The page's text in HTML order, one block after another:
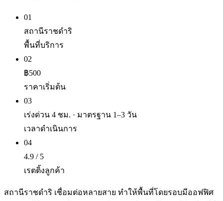
01
สถานีราชดำริ
พื้นที่บริการ
02
฿500
ราคาเริ่มต้น
03
เร่งด่วน 4 ชม. · มาตรฐาน 1–3 วัน
เวลาดำเนินการ
04
4.9 / 5
เรตติ้งลูกค้า
สถานีราชดำริ เชื่อมต่อหลายสาย ทำให้พื้นที่โดยรอบมีออฟฟิศ